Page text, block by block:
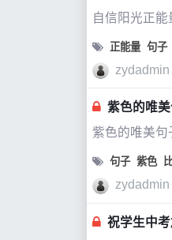
自信阳光正
正能量 句子
zydadmin
紫色的唯
紫色的唯美
句子 紫色
zydadmin
祝学生中